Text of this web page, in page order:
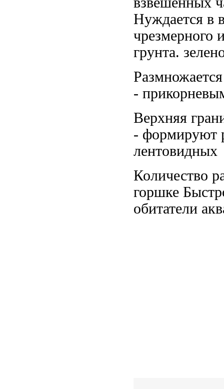
Нуждается в
чрезмерного
грунта.
-
Верхняя
- формируют
лентовидных
Количество
горшке
обитатели